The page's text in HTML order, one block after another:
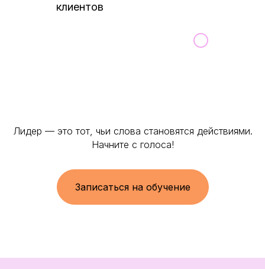
клиентов
Лидер — это тот, чьи слова становятся действиями.
Начните с голоса!
Записаться на обучение